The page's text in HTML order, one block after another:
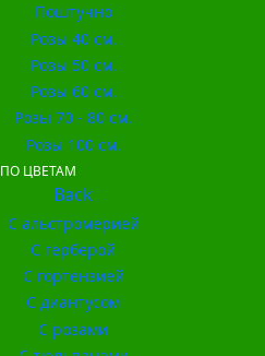
Поштучно
Розы 40 см.
Розы 50 см.
Розы 60 см.
Розы 70 - 80 см.
Розы 100 см.
ПО ЦВЕТАМ
Back
С альстромерией
С герберой
С гортензией
С диантусом
С розами